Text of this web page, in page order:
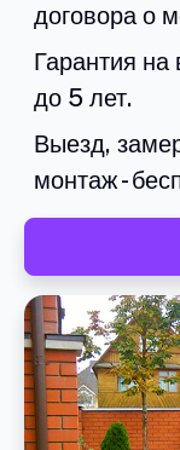
договора о
Гарантия на
до 5 лет.
Выезд,
монтаж -